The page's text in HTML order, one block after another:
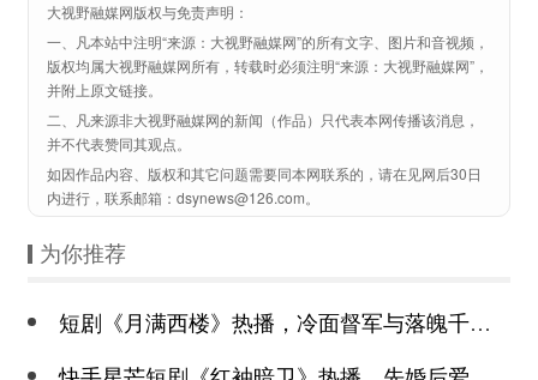
大视野融媒网版权与免责声明：
一、凡本站中注明“来源：大视野融媒网”的所有文字、图片和音视频，
版权均属大视野融媒网所有，转载时必须注明“来源：大视野融媒网”，
并附上原文链接。
二、凡来源非大视野融媒网的新闻（作品）只代表本网传播该消息，
并不代表赞同其观点。
如因作品内容、版权和其它问题需要同本网联系的，请在见网后30日
内进行，联系邮箱：dsynews@126.com。
为你推荐
短剧《月满西楼》热播，冷面督军与落魄千金谱写民国传奇